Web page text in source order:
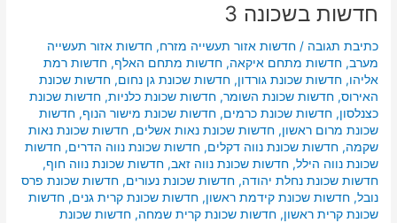
חדשות בשכונה 3
כתיבת תגובה /חדשות אזור תעשייה מזרח,חדשות אזור תעשייה
מערב,חדשות מתחם איקאה,חדשות מתחם האלף,חדשות רמת
אליהו,חדשות שכונת גורדון,חדשות שכונת גן נחום,חדשות שכונת
האירוס,חדשות שכונת השומר,חדשות שכונת כלניות,חדשות שכונת
כצנלסון,חדשות שכונת כרמים,חדשות שכונת מישור הנוף,חדשות
שכונת מרום ראשון,חדשות שכונת נאות אשלים,חדשות שכונת נאות
שקמה,חדשות שכונת נווה דקלים,חדשות שכונת נווה הדרים,חדשות
שכונת נווה הילל,חדשות שכונת נווה זאב,חדשות שכונת נווה חוף,
חדשות שכונת נחלת יהודה,חדשות שכונת נעורים,חדשות שכונת פרס
נובל,חדשות שכונת קידמת ראשון,חדשות שכונת קרית גנים,חדשות
שכונת קרית ראשון,חדשות שכונת קרית שמחה,חדשות שכונת